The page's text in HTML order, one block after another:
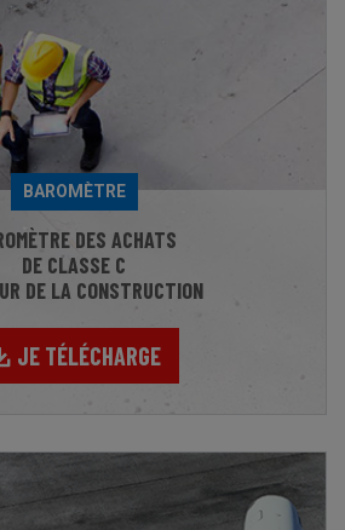
BAROMÈTRE
DES ACHATS
DE CLASSE C
DE LA CONSTRUCTION
JE TÉLÉCHARGE